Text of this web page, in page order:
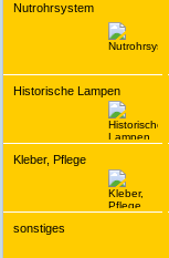
Nutrohrsystem
Historische Lampen
Kleber, Pflege
sonstiges